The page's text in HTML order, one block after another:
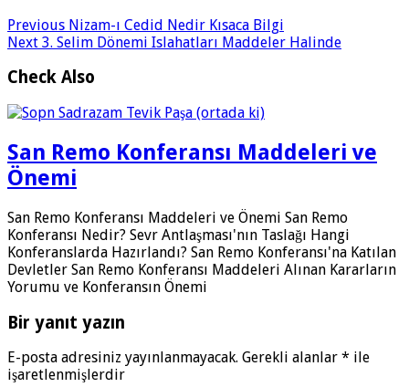
Previous Nizam-ı Cedid Nedir Kısaca Bilgi
Next 3. Selim Dönemi Islahatları Maddeler Halinde
Check Also
San Remo Konferansı Maddeleri ve
Önemi
San Remo Konferansı Maddeleri ve Önemi San Remo
Konferansı Nedir? Sevr Antlaşması'nın Taslağı Hangi
Konferanslarda Hazırlandı? San Remo Konferansı'na Katılan
Devletler San Remo Konferansı Maddeleri Alınan Kararların
Yorumu ve Konferansın Önemi
Bir yanıt yazın
E-posta adresiniz yayınlanmayacak. Gerekli alanlar * ile
işaretlenmişlerdir